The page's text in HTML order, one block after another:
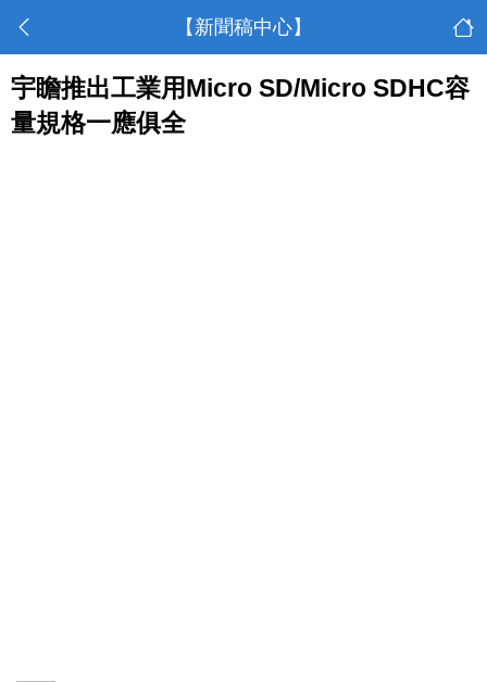
【新聞稿中心】
宇瞻推出工業用Micro SD/Micro SDHC容
量規格一應俱全